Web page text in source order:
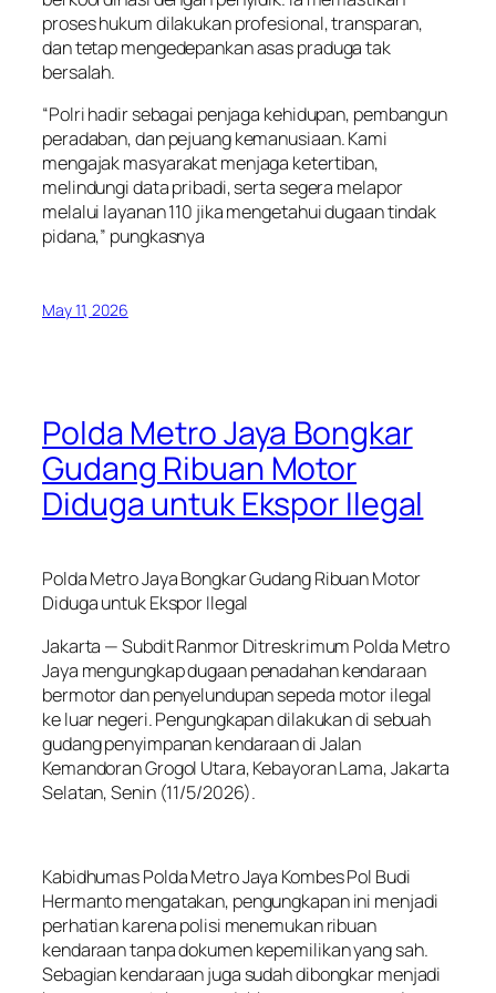
proses hukum dilakukan profesional, transparan,
dan tetap mengedepankan asas praduga tak
bersalah.
“Polri hadir sebagai penjaga kehidupan, pembangun
peradaban, dan pejuang kemanusiaan. Kami
mengajak masyarakat menjaga ketertiban,
melindungi data pribadi, serta segera melapor
melalui layanan 110 jika mengetahui dugaan tindak
pidana,” pungkasnya
May 11, 2026
Polda Metro Jaya Bongkar
Gudang Ribuan Motor
Diduga untuk Ekspor Ilegal
Polda Metro Jaya Bongkar Gudang Ribuan Motor
Diduga untuk Ekspor Ilegal
Jakarta — Subdit Ranmor Ditreskrimum Polda Metro
Jaya mengungkap dugaan penadahan kendaraan
bermotor dan penyelundupan sepeda motor ilegal
ke luar negeri. Pengungkapan dilakukan di sebuah
gudang penyimpanan kendaraan di Jalan
Kemandoran Grogol Utara, Kebayoran Lama, Jakarta
Selatan, Senin (11/5/2026).
Kabidhumas Polda Metro Jaya Kombes Pol Budi
Hermanto mengatakan, pengungkapan ini menjadi
perhatian karena polisi menemukan ribuan
kendaraan tanpa dokumen kepemilikan yang sah.
Sebagian kendaraan juga sudah dibongkar menjadi